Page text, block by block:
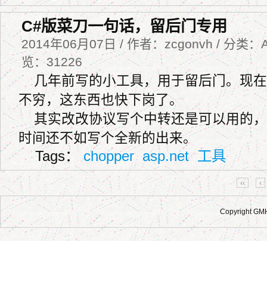
C#版菜刀一句话，留后门专用
2014年06月07日 / 作者：zcgonvh / 分类：
览：31226
几年前写的小工具，用于留后门。现
不穷，这东西也快下岗了。
其实改改协议写个中转还是可以用的
时间还不如写个全新的出来。
Tags：chopper asp.net 工具
‹‹ ‹
Copyright